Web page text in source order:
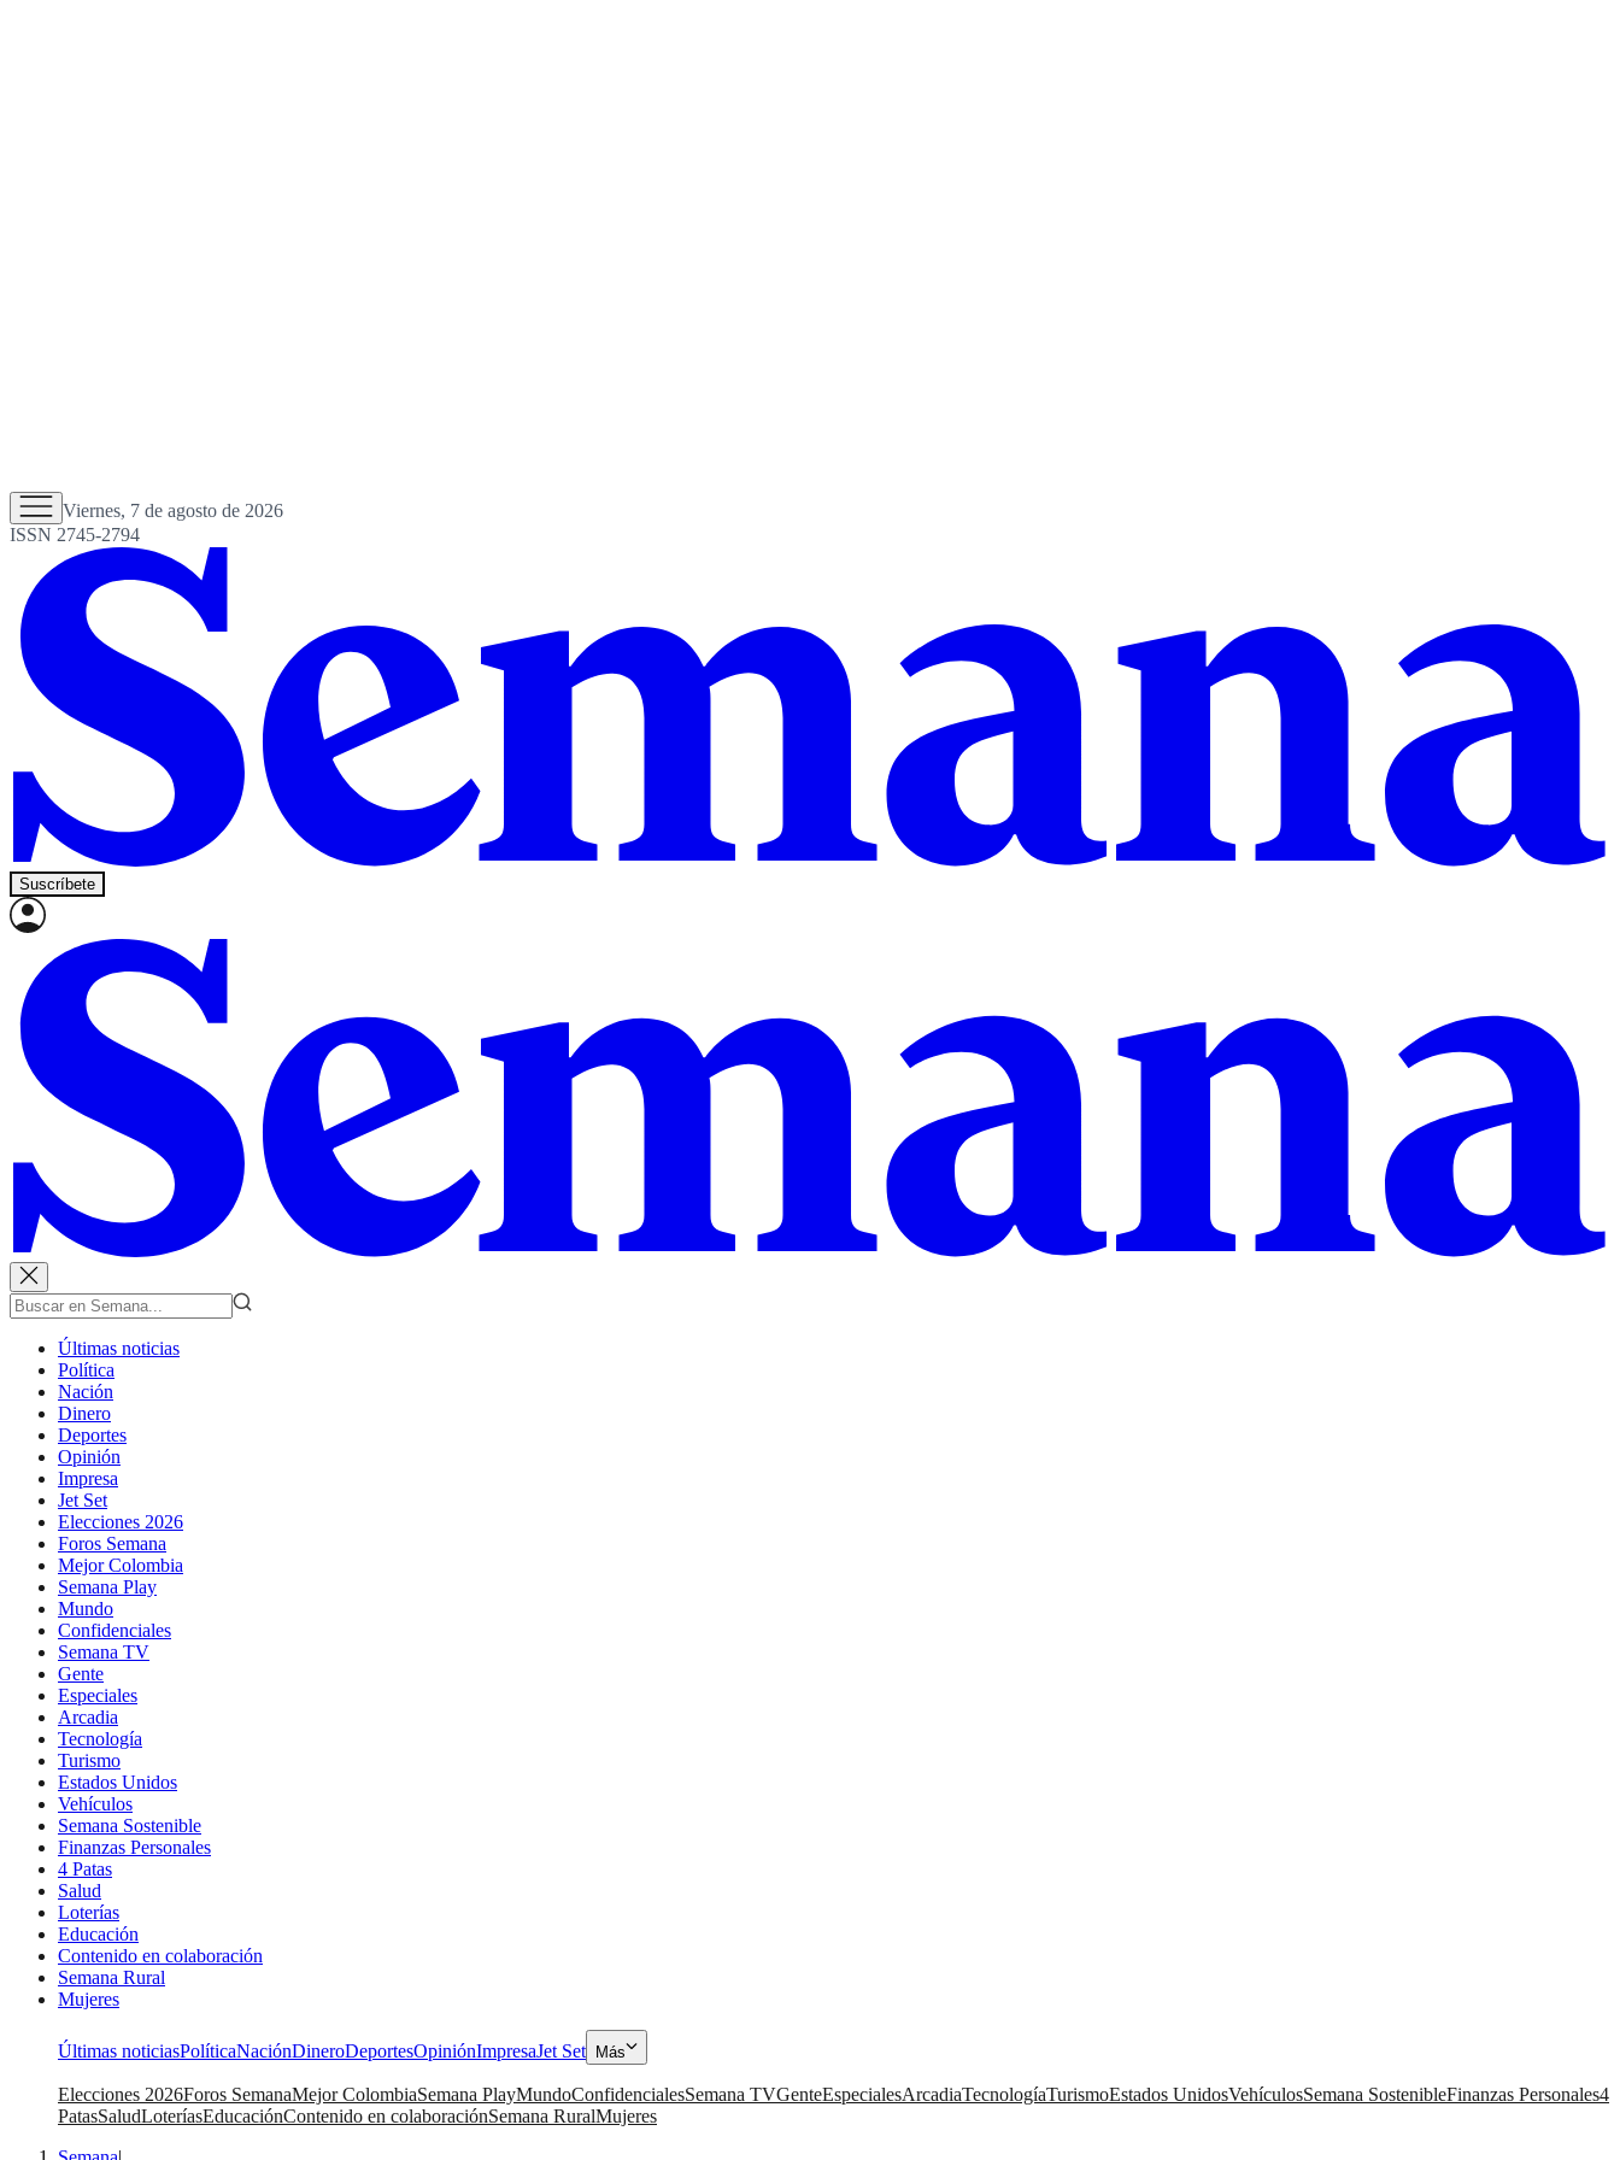
Viernes, 7 de agosto de 2026
ISSN 2745-2794
Suscríbete
Últimas noticias
Política
Nación
Dinero
Deportes
Opinión
Impresa
Jet Set
Elecciones 2026
Foros Semana
Mejor Colombia
Semana Play
Mundo
Confidenciales
Semana TV
Gente
Especiales
Arcadia
Tecnología
Turismo
Estados Unidos
Vehículos
Semana Sostenible
Finanzas Personales
4 Patas
Salud
Loterías
Educación
Contenido en colaboración
Semana Rural
Mujeres
Últimas noticiasPolíticaNaciónDineroDeportesOpiniónImpresaJet Set Más
Elecciones 2026Foros SemanaMejor ColombiaSemana PlayMundoConfidencialesSemana TVGenteEspecialesArcadiaTecnologíaTurismoEstados UnidosVehículosSemana SostenibleFinanzas Personales4
PatasSaludLoteríasEducaciónContenido en colaboraciónSemana RuralMujeres